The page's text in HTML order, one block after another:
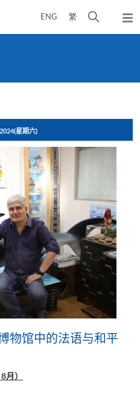
ENG 繁
开
弹
出
(星期六)
物馆中的法语与和平
月）